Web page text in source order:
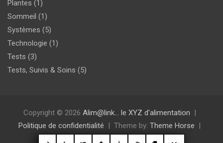
Plantes (1)
Sommeil (1)
Systèmes (5)
Technologie (1)
Tests (3)
Tests, Suivis & Soins (5)
Copyright © 2026 Alim@link… le XYZ d'alimentation
Politique de confidentialité
Theme by: Theme Horse